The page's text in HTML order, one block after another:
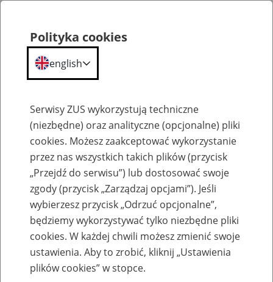
Podstawa wymiaru emerytur i rent
Podstawa wymiaru renty dla osoby
przed 30 rokiem życia
June
Polityka cookies
english
Serwisy ZUS wykorzystują techniczne
(niezbędne) oraz analityczne (opcjonalne) pliki
cookies. Możesz zaakceptować wykorzystanie
przez nas wszystkich takich plików (przycisk
„Przejdź do serwisu”) lub dostosować swoje
zgody (przycisk „Zarządzaj opcjami”). Jeśli
wybierzesz przycisk „Odrzuć opcjonalne”,
będziemy wykorzystywać tylko niezbędne pliki
cookies. W każdej chwili możesz zmienić swoje
ustawienia. Aby to zrobić, kliknij „Ustawienia
plików cookies” w stopce.